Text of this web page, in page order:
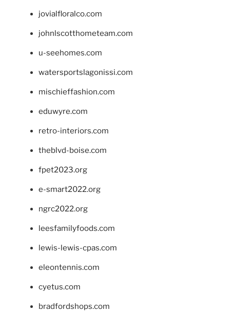
jovialfloralco.com
johnlscotthometeam.com
u-seehomes.com
watersportslagonissi.com
mischieffashion.com
eduwyre.com
retro-interiors.com
theblvd-boise.com
fpet2023.org
e-smart2022.org
ngrc2022.org
leesfamilyfoods.com
lewis-lewis-cpas.com
eleontennis.com
cyetus.com
bradfordshops.com